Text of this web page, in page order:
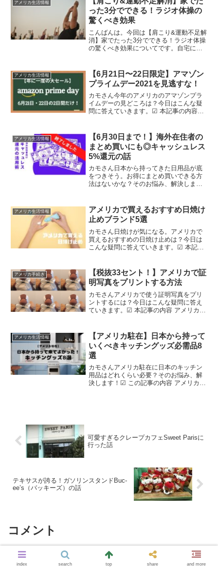
アメリカ生活情報
った3分でできる！ラジオ体操の
驚くべき効果
こんばんは。今回は【肩こり&運動不足解
消】家でたった3分でできる！ラジオ体操
の驚くべき効果についてです。自宅にこ
のが、ラジオ体操です。今回は、stay
homeの今こそ...
アメリカ生活情報
【6月21日〜22日限定】アマゾン
プライムデー2021を見逃すな！
カモさん今年のアメリカのアマゾンプラ
イムデーの見どころは？今日はこんな疑
問に答えていきます。☑ 本記事の内容
事を書いている私はアメリカ在住者なの
で、よりリアル...
アメリカ生活情報
【6月30日まで！】海外在住者の
まとめ買いにも◎キャッシュレス
5%還元の話
カモさん日本から持ってきた日用品が底
をつきそう。お得にまとめ買いできる方
法はないかな？そのお悩み、解決しま
い 海外在住者も使える活用術みなさん、
日本でのキャッシ...
アメリカ生活情報
アメリカで買えるおすすめ日焼け
止めブランド5選
カモさん日焼けが気になる。アメリカで
買えるおすすめの日焼け止めは？今日は
こんな疑問に答えていきます。☑ 本記事
ブランド、日本ブランド）この記事を書
いている私は学生時...
アメリカ手続き
【税抜33セント！】アメリカで証
明写真をプリントする方法
カモさんアメリカで使う証明写真をプリ
ントするには？今日はこんな疑問に答え
ていきます。☑ 本記事の内容 アメリカの
明写真を安く印刷した経験のあるアメリ
カ在住なので、より...
アメリカ生活情報
【アメリカ駐在】日本から持って
いくべきキッチングッズ必需品8
選
カモさんアメリカ駐在に日本のキッチン
用品はどれくらい必要？そのお悩み、解
決します！☑ この記事の内容 アメリカに
可愛すぎるクレープカフェSweet Parisに
行った話
テキサスが誇る！ガソリンスタンドBuc-
ee’s（バッキーズ）の話
コメント
コメントを書き込む
index search top share and more